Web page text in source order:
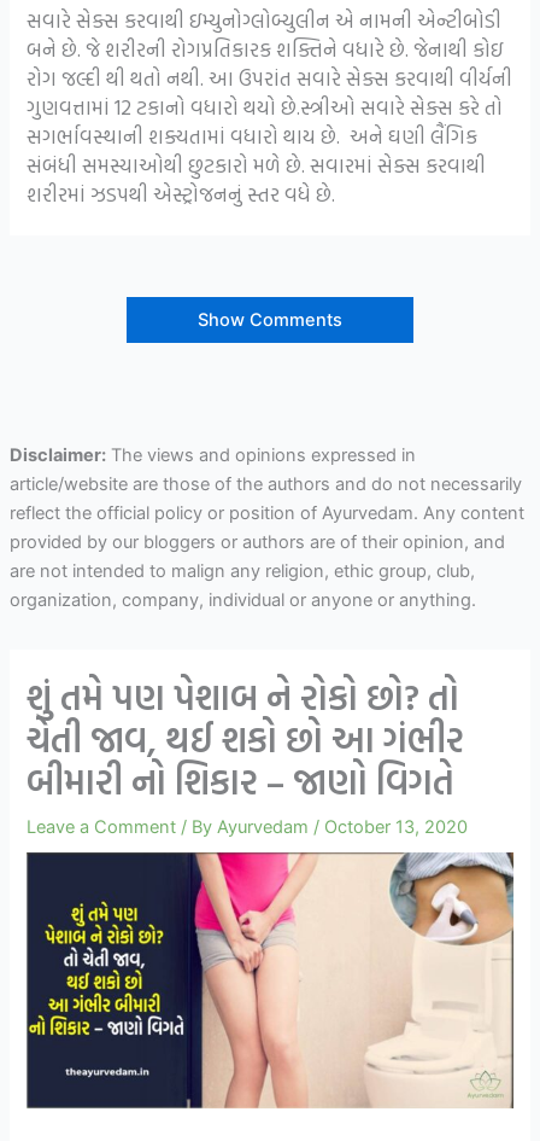
સવારે સેક્સ કરવાથી ઇમ્યુનોગ્લોબ્યુલીન એ નામની એન્ટીબોડી
બને છે. જે શરીરની રોગપ્રતિકારક શક્તિને વધારે છે. જેનાથી કોઇ
રોગ જલ્દી થી થતો નથી. આ ઉપરાંત સવારે સેક્સ કરવાથી વીર્યની
ગુણવત્તામાં 12 ટકાનો વધારો થયો છે.સ્ત્રીઓ સવારે સેક્સ કરે તો
સગર્ભાવસ્થાની શક્યતામાં વધારો થાય છે. અને ઘણી લૈંગિક
સંબંધી સમસ્યાઓથી છુટકારો મળે છે. સવારમાં સેક્સ કરવાથી
શરીરમાં ઝડપથી એસ્ટ્રોજનનું સ્તર વધે છે.
Show Comments
Disclaimer:The views and opinions expressed in
article/website are those of the authors and do not necessarily
reflect the official policy or position of Ayurvedam. Any content
provided by our bloggers or authors are of their opinion, and
are not intended to malign any religion, ethic group, club,
organization, company, individual or anyone or anything.
શું તમે પણ પેશાબ ને રોકો છો? તો
ચેતી જાવ, થઈ શકો છો આ ગંભીર
બીમારી નો શિકાર – જાણો વિગતે
Leave a Comment / ByAyurvedam / October 13, 2020